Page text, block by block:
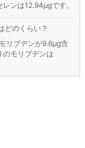
ンは12.94μgです。
どのくらい？
リブデンが9.6μg含
のモリブデンは